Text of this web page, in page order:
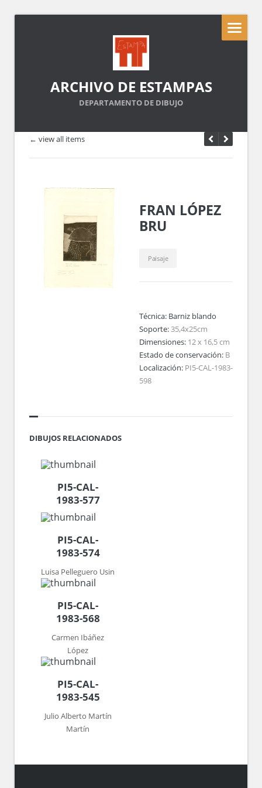
ARCHIVO DE ESTAMPAS
DEPARTAMENTO DE DIBUJO
← view all items
FRAN LÓPEZ
BRU
Paisaje
Técnica: Barniz blando
Soporte:35,4x25cm
Dimensiones: 12 x 16,5 cm
Estado de conservación: B
Localización: PI5-CAL-1983-
598
DIBUJOS RELACIONADOS
PI5-CAL-
1983-577
PI5-CAL-
1983-574
Luisa Pelleguero Usin
PI5-CAL-
1983-568
Carmen Ibáñez
López
PI5-CAL-
1983-545
Julio Alberto Martín
Martín